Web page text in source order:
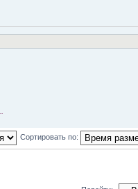
Сортировать по: